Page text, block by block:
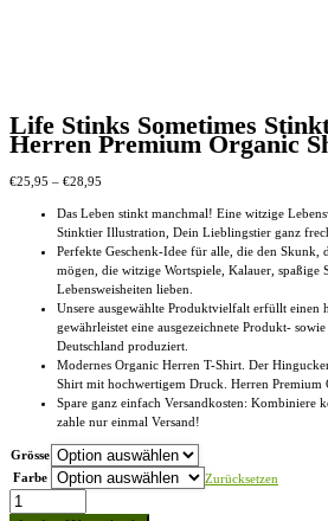
Life Stinks Sometimes
Herren Premium Organic
€25,95 – €28,95
bis
€28,95
Das Leben stinkt manchmal! Eine witzige
Stinktier Illustration, Dein Lieblingstier ganz
Perfekte Geschenk-Idee für alle, die den Skunk,
mögen, die witzige Wortspiele, Kalauer, spaßige
Lebensweisheiten lieben.
Unsere ausgewählte Produktvielfalt erfüllt einen
gewährleistet eine ausgezeichnete Produkt-
Deutschland produziert.
Modernes Organic Herren T-Shirt. Der
Shirt mit hochwertigem Druck. Herren Premium
Spare ganz einfach Versandkosten: Kombiniere
zahle nur einmal Versand!
Grösse
Farbe
Zurücksetzen
Life
Stinks